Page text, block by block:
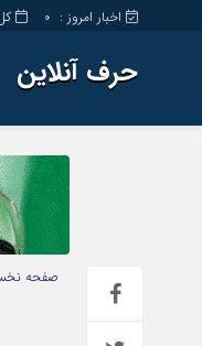
اخبار امروز : 0
حرف آنلاین
صفحه